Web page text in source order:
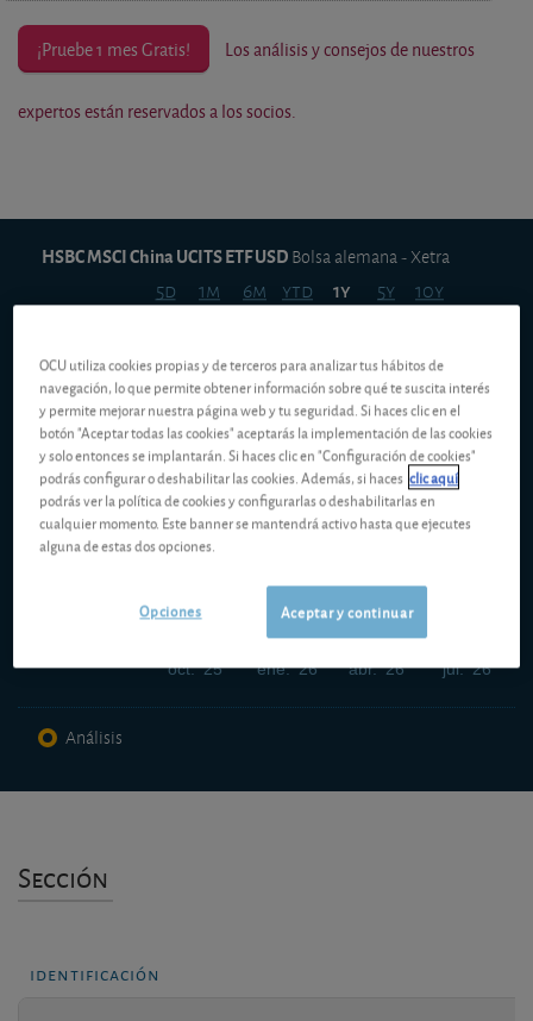
¡Pruebe 1 mes Gratis! Los análisis y consejos de nuestros
expertos están reservados a los socios.
5d 1m 6m ytd 1y 5y 10y
ene. '26 jul. '26
oct. '25 abr. '26
HSBC MSCI China UCITS ETF USD Bolsa alemana - Xetra
7,500 USD
8,000 USD
8,500 USD
9,000 USD
Análisis
Sección
identificación
OCU utiliza cookies propias y de terceros para analizar tus hábitos de
navegación, lo que permite obtener información sobre qué te suscita interés
y permite mejorar nuestra página web y tu seguridad. Si haces clic en el
botón "Aceptar todas las cookies" aceptarás la implementación de las cookies
y solo entonces se implantarán. Si haces clic en "Configuración de cookies"
podrás configurar o deshabilitar las cookies. Además, si haces clic aquí
podrás ver la política de cookies y configurarlas o deshabilitarlas en
cualquier momento. Este banner se mantendrá activo hasta que ejecutes
alguna de estas dos opciones.
Aceptar y continuar
Opciones